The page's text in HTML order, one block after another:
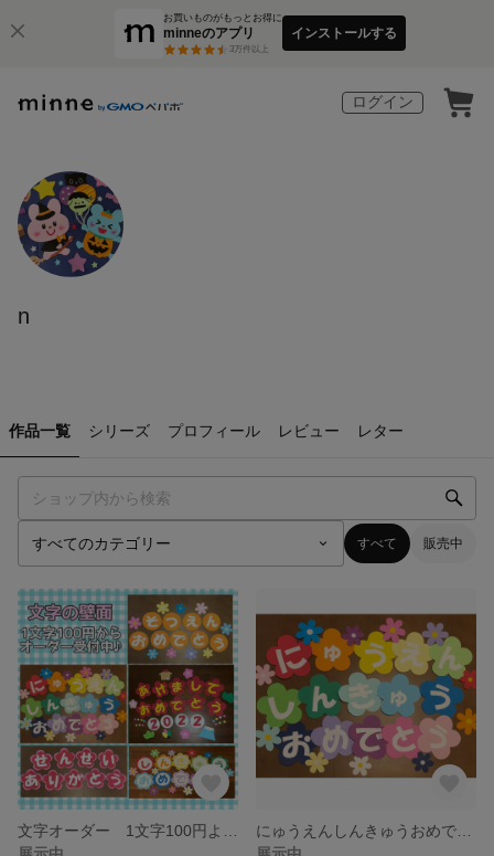
お買いものがもっとお得に
minneのアプリ
3万件以上
インストールする
ログイン
n
作品一覧 シリーズ プロフィール レビュー レター
すべて 販売中